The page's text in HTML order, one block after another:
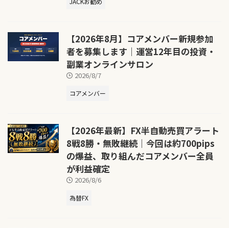
【2026年8月】コアメンバー新規参加
者を募集します｜運営12年目の投資・
副業オンラインサロン
2026/8/7
コアメンバー
【2026年最新】FX半自動売買アラート
8戦8勝・無敗継続｜今回は約700pips
の爆益、取り組んだコアメンバー全員
が利益確定
2026/8/6
為替FX